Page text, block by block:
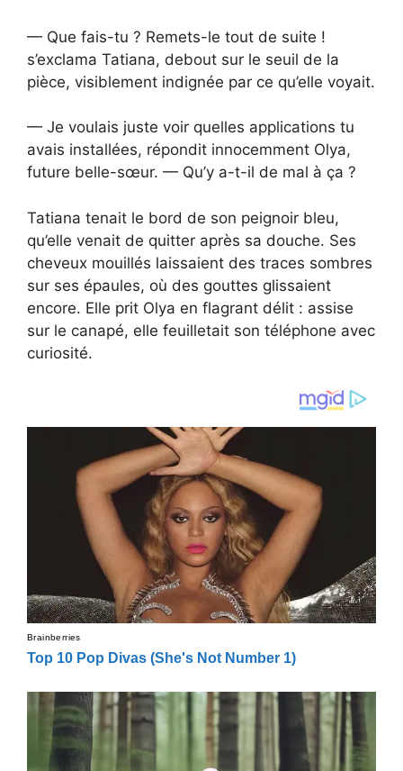
— Que fais-tu ? Remets-le tout de suite !
s’exclama Tatiana, debout sur le seuil de la
pièce, visiblement indignée par ce qu’elle voyait.
— Je voulais juste voir quelles applications tu
avais installées, répondit innocemment Olya,
future belle-sœur. — Qu’y a-t-il de mal à ça ?
Tatiana tenait le bord de son peignoir bleu,
qu’elle venait de quitter après sa douche. Ses
cheveux mouillés laissaient des traces sombres
sur ses épaules, où des gouttes glissaient
encore. Elle prit Olya en flagrant délit : assise
sur le canapé, elle feuilletait son téléphone avec
curiosité.